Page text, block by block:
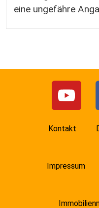
eine ungefähre
Kontakt
Impressum